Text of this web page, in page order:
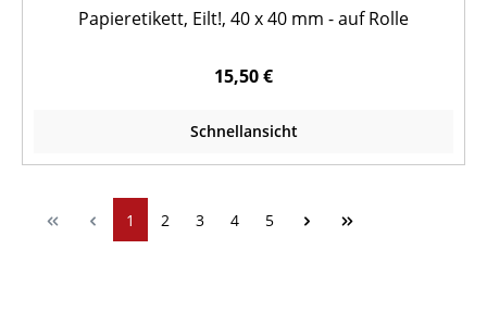
Papieretikett, Eilt!, 40 x 40 mm - auf Rolle
15,50 €
Schnellansicht
1 2 3 4 5